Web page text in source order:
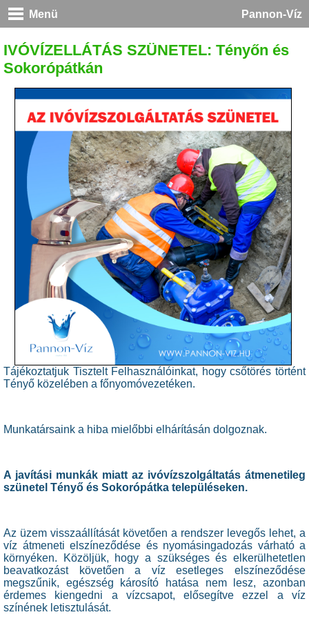
Menü Pannon-Víz
IVÓVÍZELLÁTÁS SZÜNETEL: Tényőn és
Sokorópátkán
Tájékoztatjuk Tisztelt Felhasználóinkat, hogy csőtörés történt
Tényő közelében a főnyomóvezetéken.
Munkatársaink a hiba mielőbbi elhárításán dolgoznak.
A javítási munkák miatt az ivóvízszolgáltatás átmenetileg
szünetel Tényő és Sokorópátka településeken.
Az üzem visszaállítását követően a rendszer levegős lehet, a
víz átmeneti elszíneződése és nyomásingadozás várható a
környéken. Közöljük, hogy a szükséges és elkerülhetetlen
beavatkozást követően a víz esetleges elszíneződése
megszűnik, egészség károsító hatása nem lesz, azonban
érdemes kiengedni a vízcsapot, elősegítve ezzel a víz
színének letisztulását.